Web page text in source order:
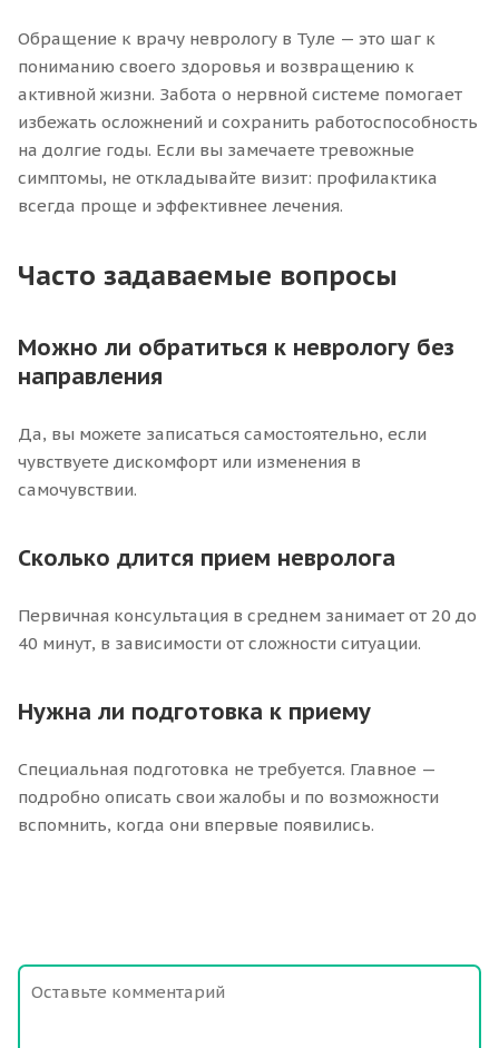
Обращение к врачу неврологу в Туле — это шаг к
пониманию своего здоровья и возвращению к
активной жизни. Забота о нервной системе помогает
избежать осложнений и сохранить работоспособность
на долгие годы. Если вы замечаете тревожные
симптомы, не откладывайте визит: профилактика
всегда проще и эффективнее лечения.
Часто задаваемые вопросы
Можно ли обратиться к неврологу без
направления
Да, вы можете записаться самостоятельно, если
чувствуете дискомфорт или изменения в
самочувствии.
Сколько длится прием невролога
Первичная консультация в среднем занимает от 20 до
40 минут, в зависимости от сложности ситуации.
Нужна ли подготовка к приему
Специальная подготовка не требуется. Главное —
подробно описать свои жалобы и по возможности
вспомнить, когда они впервые появились.